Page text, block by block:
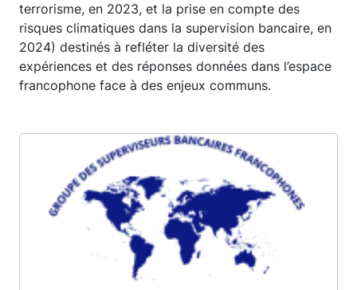
terrorisme, en 2023, et la prise en compte des
risques climatiques dans la supervision bancaire, en
2024) destinés à refléter la diversité des
expériences et des réponses données dans l’espace
francophone face à des enjeux communs.